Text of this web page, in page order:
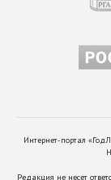
Интернет-портал
Редакция не несет